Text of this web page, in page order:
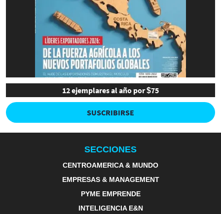
12 ejemplares al año por $75
SUSCRIBIRSE
SECCIONES
CENTROAMERICA & MUNDO
EMPRESAS & MANAGEMENT
PYME EMPRENDE
INTELIGENCIA E&N